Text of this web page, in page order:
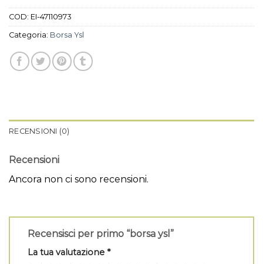
COD: EI-47110973
Categoria: Borsa Ysl
RECENSIONI (0)
Recensioni
Ancora non ci sono recensioni.
Recensisci per primo “borsa ysl”
La tua valutazione *